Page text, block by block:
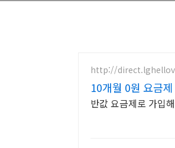
http://
10개월 0원 요금
반값 요금제로 가입